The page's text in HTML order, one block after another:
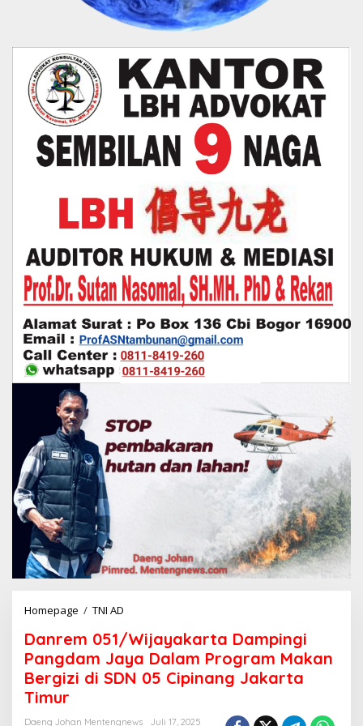
Homepage / TNI AD
n
r
e
m
Danrem 051/Wijayakarta Dampingi
Pangdam Jaya Dalam Program Makan
Bergizi di SDN 05 Cipinang Jakarta
Timur
Daeng Johan Mentengnews
Juli 17, 2025